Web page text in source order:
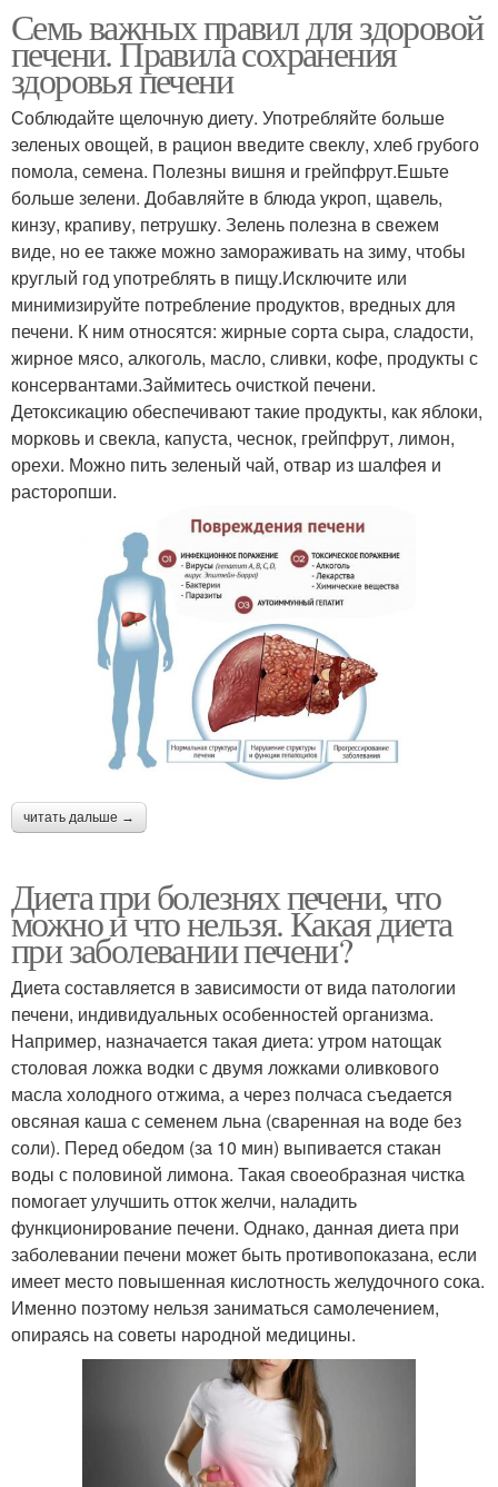
Семь важных правил для здоровой
печени. Правила сохранения
здоровья печени
Соблюдайте щелочную диету. Употребляйте больше
зеленых овощей, в рацион введите свеклу, хлеб грубого
помола, семена. Полезны вишня и грейпфрут.Ешьте
больше зелени. Добавляйте в блюда укроп, щавель,
кинзу, крапиву, петрушку. Зелень полезна в свежем
виде, но ее также можно замораживать на зиму, чтобы
круглый год употреблять в пищу.Исключите или
минимизируйте потребление продуктов, вредных для
печени. К ним относятся: жирные сорта сыра, сладости,
жирное мясо, алкоголь, масло, сливки, кофе, продукты с
консервантами.Займитесь очисткой печени.
Детоксикацию обеспечивают такие продукты, как яблоки,
морковь и свекла, капуста, чеснок, грейпфрут, лимон,
орехи. Можно пить зеленый чай, отвар из шалфея и
расторопши.
читать дальше →
Диета при болезнях печени, что
можно и что нельзя. Какая диета
при заболевании печени?
Диета составляется в зависимости от вида патологии
печени, индивидуальных особенностей организма.
Например, назначается такая диета: утром натощак
столовая ложка водки с двумя ложками оливкового
масла холодного отжима, а через полчаса съедается
овсяная каша с семенем льна (сваренная на воде без
соли). Перед обедом (за 10 мин) выпивается стакан
воды с половиной лимона. Такая своеобразная чистка
помогает улучшить отток желчи, наладить
функционирование печени. Однако, данная диета при
заболевании печени может быть противопоказана, если
имеет место повышенная кислотность желудочного сока.
Именно поэтому нельзя заниматься самолечением,
опираясь на советы народной медицины.